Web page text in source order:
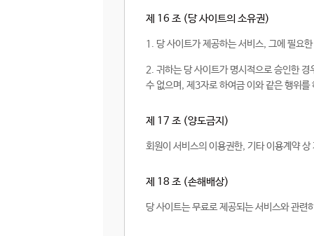
제 16 조 (당 사이트의 소유권)
1. 당 사이트가 제공하는 서비스, 그에 필요
2. 귀하는 당 사이트가 명시적으로 승인한
수 없으며, 제3자로 하여금 이와 같은 행위를
제 17 조 (양도금지)
회원이 서비스의 이용권한, 기타 이용계약
제 18 조 (손해배상)
당 사이트는 무료로 제공되는 서비스와 관련